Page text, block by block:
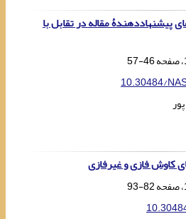
مقاله در تقابل با
46-57
10.30484/
کاوش فازی و غیرفازی
82-93